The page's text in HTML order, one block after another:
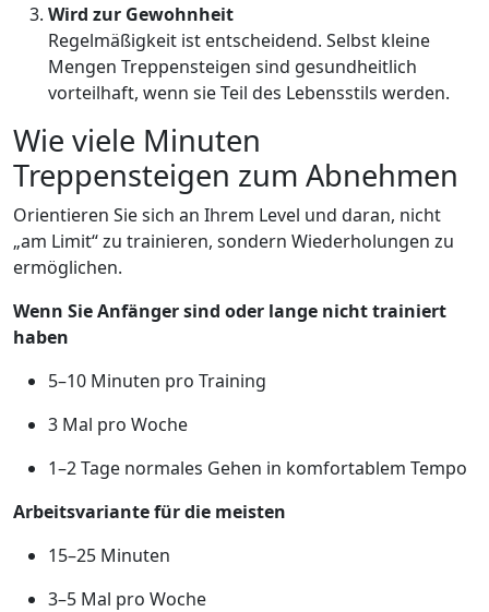
Wird zur Gewohnheit
Regelmäßigkeit ist entscheidend. Selbst kleine
Mengen Treppensteigen sind gesundheitlich
vorteilhaft, wenn sie Teil des Lebensstils werden.
Wie viele Minuten
Treppensteigen zum Abnehmen
Orientieren Sie sich an Ihrem Level und daran, nicht
„am Limit“ zu trainieren, sondern Wiederholungen zu
ermöglichen.
Wenn Sie Anfänger sind oder lange nicht trainiert
haben
5–10 Minuten pro Training
3 Mal pro Woche
1–2 Tage normales Gehen in komfortablem Tempo
Arbeitsvariante für die meisten
15–25 Minuten
3–5 Mal pro Woche